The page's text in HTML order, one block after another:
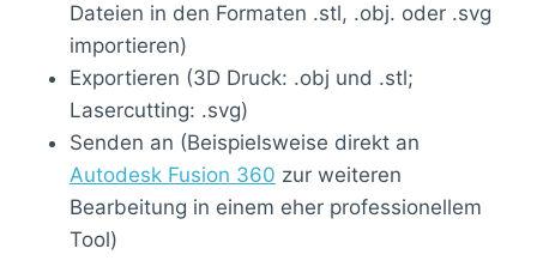
Dateien in den Formaten .stl, .obj. oder .svg
importieren)
Exportieren (3D Druck: .obj und .stl;
Lasercutting: .svg)
Senden an (Beispielsweise direkt an
Autodesk Fusion 360 zur weiteren
Bearbeitung in einem eher professionellem
Tool)